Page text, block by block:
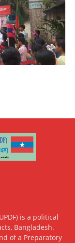
is a political
Bangladesh.
of a Preparatory